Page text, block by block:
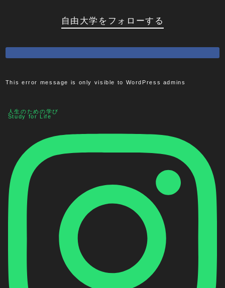
自由大学をフォローする
This error message is only visible to WordPress admins
人生のための学び
Study for Life